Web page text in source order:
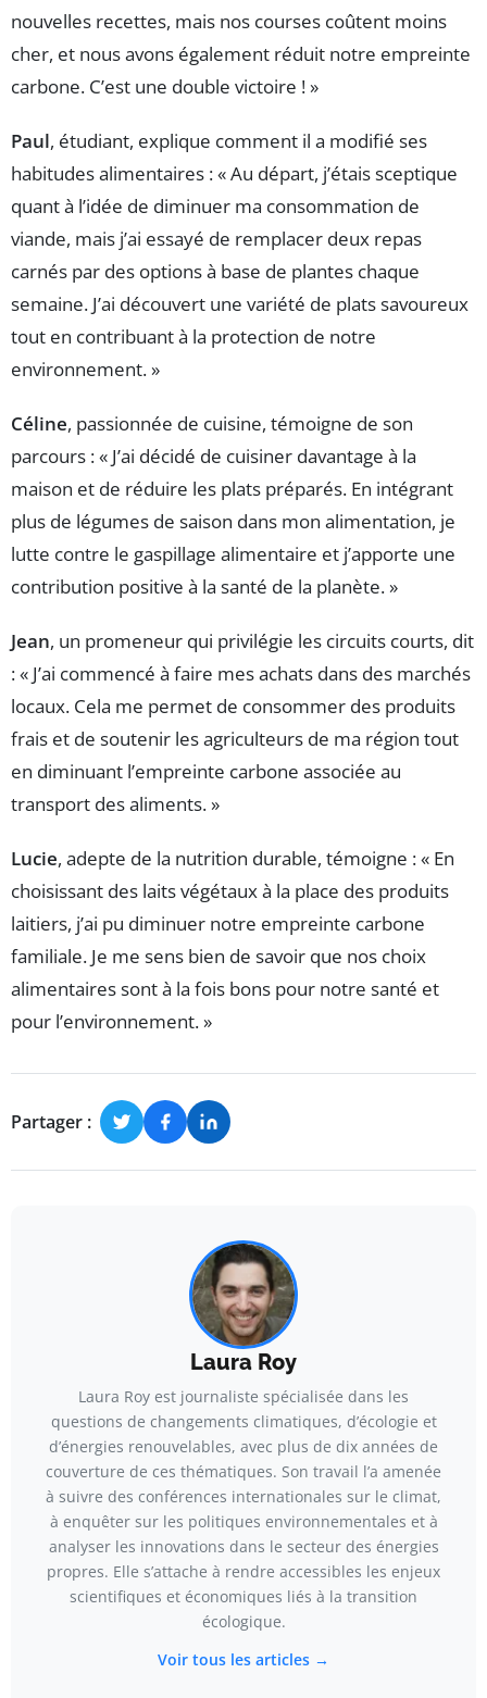
nouvelles recettes, mais nos courses coûtent moins
cher, et nous avons également réduit notre empreinte
carbone. C’est une double victoire ! »
Paul, étudiant, explique comment il a modifié ses
habitudes alimentaires : « Au départ, j’étais sceptique
quant à l’idée de diminuer ma consommation de
viande, mais j’ai essayé de remplacer deux repas
carnés par des options à base de plantes chaque
semaine. J’ai découvert une variété de plats savoureux
tout en contribuant à la protection de notre
environnement. »
Céline, passionnée de cuisine, témoigne de son
parcours : « J’ai décidé de cuisiner davantage à la
maison et de réduire les plats préparés. En intégrant
plus de légumes de saison dans mon alimentation, je
lutte contre le gaspillage alimentaire et j’apporte une
contribution positive à la santé de la planète. »
Jean, un promeneur qui privilégie les circuits courts, dit
: « J’ai commencé à faire mes achats dans des marchés
locaux. Cela me permet de consommer des produits
frais et de soutenir les agriculteurs de ma région tout
en diminuant l’empreinte carbone associée au
transport des aliments. »
Lucie, adepte de la nutrition durable, témoigne : « En
choisissant des laits végétaux à la place des produits
laitiers, j’ai pu diminuer notre empreinte carbone
familiale. Je me sens bien de savoir que nos choix
alimentaires sont à la fois bons pour notre santé et
pour l’environnement. »
Partager :
Laura Roy
Laura Roy est journaliste spécialisée dans les
questions de changements climatiques, d’écologie et
d’énergies renouvelables, avec plus de dix années de
couverture de ces thématiques. Son travail l’a amenée
à suivre des conférences internationales sur le climat,
à enquêter sur les politiques environnementales et à
analyser les innovations dans le secteur des énergies
propres. Elle s’attache à rendre accessibles les enjeux
scientifiques et économiques liés à la transition
écologique.
Voir tous les articles →